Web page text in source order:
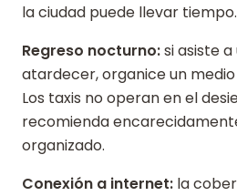
la ciudad puede llevar tiempo.
Regreso nocturno:si asiste
atardecer, organice un
Los taxis no operan en el
recomienda
organizado.
Conexión a internet: la